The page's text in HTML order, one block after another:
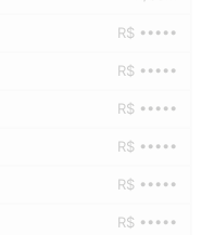
R$ •••••
R$ •••••
R$ •••••
R$ •••••
R$ •••••
R$ •••••